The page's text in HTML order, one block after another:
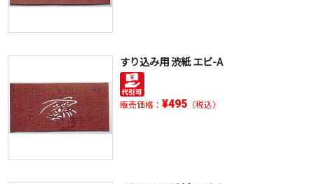
すり込み用 渋紙 エビ-A
販売価格： ¥495（税込）